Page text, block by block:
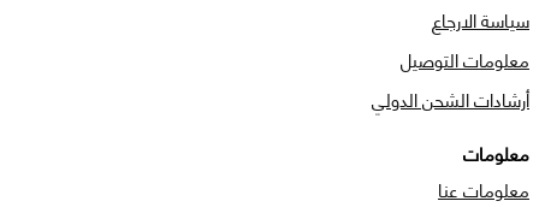
سياسة الارجاع
معلومات التوصيل
أرشادات الشحن الدولي
معلومات
معلومات عنا